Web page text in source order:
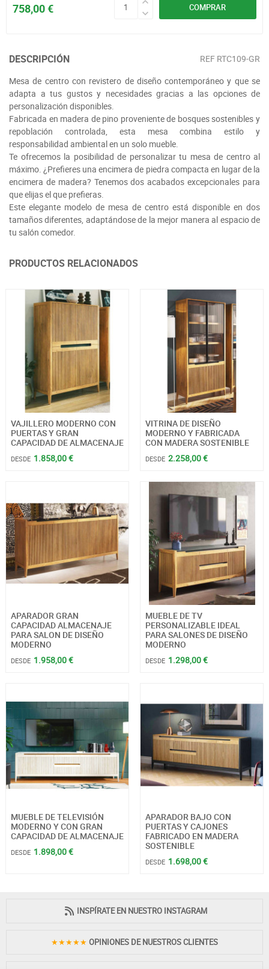
COMPRAR
758,00 €
DESCRIPCIÓN REF RTC109-GR
Mesa de centro con revistero de diseño contemporáneo y que se
adapta a tus gustos y necesidades gracias a las opciones de
personalización disponibles.
Fabricada en madera de pino proveniente de bosques sostenibles y
repoblación controlada, esta mesa combina estilo y
responsabilidad ambiental en un solo mueble.
Te ofrecemos la posibilidad de personalizar tu mesa de centro al
máximo. ¿Prefieres una encimera de piedra compacta en lugar de la
encimera de madera? Tenemos dos acabados excepcionales para
que elijas el que prefieras.
Este elegante modelo de mesa de centro está disponible en dos
tamaños diferentes, adaptándose de la mejor manera al espacio de
tu salón comedor.
PRODUCTOS RELACIONADOS
VAJILLERO MODERNO CON
PUERTAS Y GRAN
CAPACIDAD DE ALMACENAJE
DESDE 1.858,00 €
VITRINA DE DISEÑO
MODERNO Y FABRICADA
CON MADERA SOSTENIBLE
DESDE 2.258,00 €
APARADOR GRAN
CAPACIDAD ALMACENAJE
PARA SALON DE DISEÑO
MODERNO
DESDE 1.958,00 €
MUEBLE DE TV
PERSONALIZABLE IDEAL
PARA SALONES DE DISEÑO
MODERNO
DESDE 1.298,00 €
MUEBLE DE TELEVISIÓN
MODERNO Y CON GRAN
CAPACIDAD DE ALMACENAJE
DESDE 1.898,00 €
APARADOR BAJO CON
PUERTAS Y CAJONES
FABRICADO EN MADERA
SOSTENIBLE
DESDE 1.698,00 €
INSPÍRATE EN NUESTRO INSTAGRAM
★★★★★ OPINIONES DE NUESTROS CLIENTES